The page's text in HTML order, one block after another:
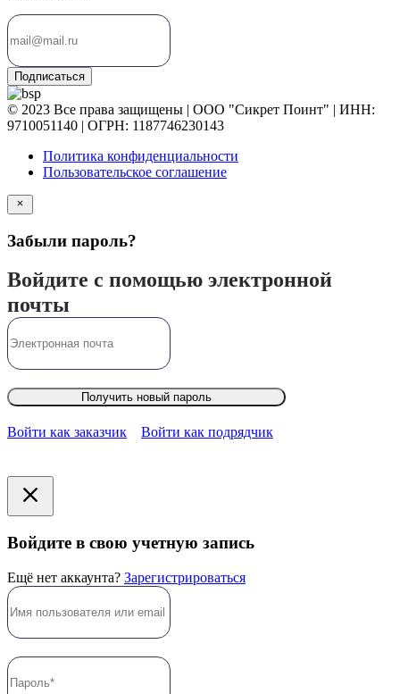
Подписаться
© 2023 Все права защищены | ООО "Сикрет Поинт" | ИНН:
9710051140 | ОГРН: 1187746230143
Политика конфиденциальности
Пользовательское соглашение
Забыли пароль?
Войдите с помощью электронной
почты
Получить новый пароль
Войти как заказчик Войти как подрядчик
Войдите в свою учетную запись
Ещё нет аккаунта? Зарегистрироваться